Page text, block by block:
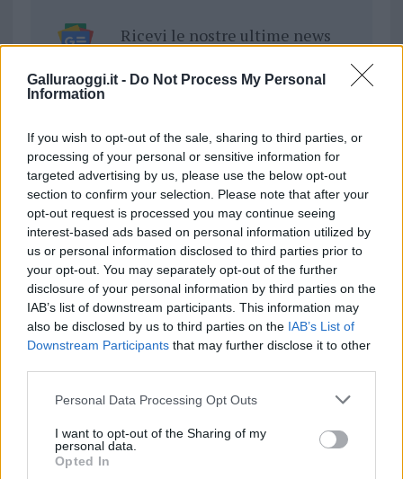
Galluraoggi.it - Do Not Process My Personal
Information
If you wish to opt-out of the sale, sharing to third parties, or
processing of your personal or sensitive information for
targeted advertising by us, please use the below opt-out
section to confirm your selection. Please note that after your
opt-out request is processed you may continue seeing
interest-based ads based on personal information utilized by
us or personal information disclosed to third parties prior to
your opt-out. You may separately opt-out of the further
disclosure of your personal information by third parties on the
IAB’s list of downstream participants. This information may
also be disclosed by us to third parties on the IAB’s List of
Downstream Participants that may further disclose it to other
Please note that this website/app uses one or more Google
not limited to your visit or usage behaviour. You may click to
grant or deny consent to Google and its third-party tags to
use your data for below specified purposes in below Google
Personal Data Processing Opt Outs
I want to opt-out of the Sharing of my
personal data.
Opted In
Ricevi le nostre ultime news
daGoogle News
Condividi l'articolo
F
a
ce
b
o
o
k
T
w
it
te
r
Pi
n
te
re
st
W
h
at
s
A
p
p
S
h
a
re
Articolo precedente
Prossimo articolo
NOTIZIE RECENTI
“Sul filo del discorso”: sold out ad Olbia per il
reading su Atzeni